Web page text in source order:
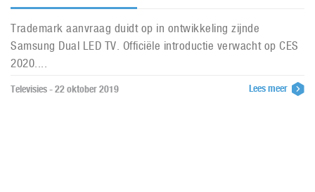
Trademark aanvraag duidt op in ontwikkeling zijnde
Samsung Dual LED TV. Officiële introductie verwacht op CES
2020....
Televisies - 22 oktober 2019 Lees meer